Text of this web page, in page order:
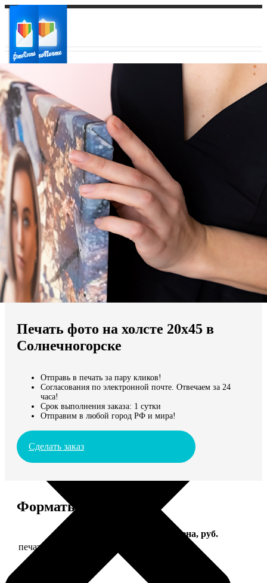
Ваш город:
Ваш регион доставки
Выберите из списка:
Мы доставляем по всему миру
Продолжить без города
Печать фото на холсте 20х45 в
Солнечногорске
Отправь в печать за пару кликов!
Согласования по электронной почте. Отвечаем за 24
часа!
Срок выполнения заказа: 1 сутки
Отправим в любой город РФ и мира!
Сделать заказ
Форматы и цены
Цена, руб.
печать фото на холсте с подрамником